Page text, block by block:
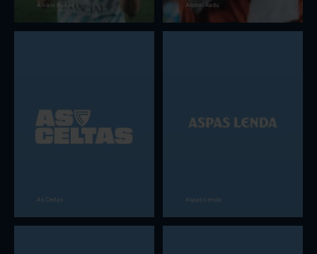
Alvaro Núñez Andrei Radu
As Celtas Aspas Lenda